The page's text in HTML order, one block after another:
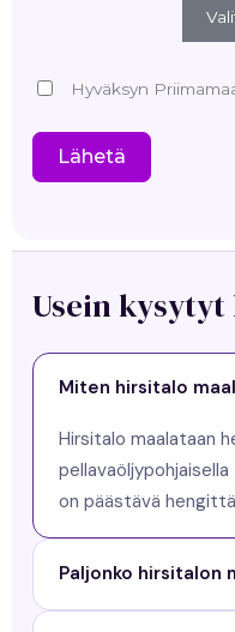
Hyväksyn
Lähetä
Usein
Miten hirsitalo
Hirsitalo maalataan
on päästävä
Paljonko hirsitalon